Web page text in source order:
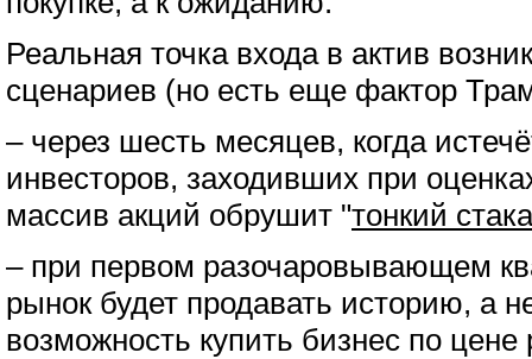
Реальная точка входа в актив
сценариев (но есть еще фактор
– через шесть месяцев, когда
инвесторов, заходивших при
массив акций обрушит "тонкий
– при первом разочаровывающем
рынок будет продавать историю, а
возможность купить бизнес по цене